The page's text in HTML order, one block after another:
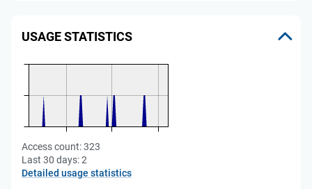
USAGE STATISTICS
Access count:323
Last 30 days:2
Detailed usage statistics